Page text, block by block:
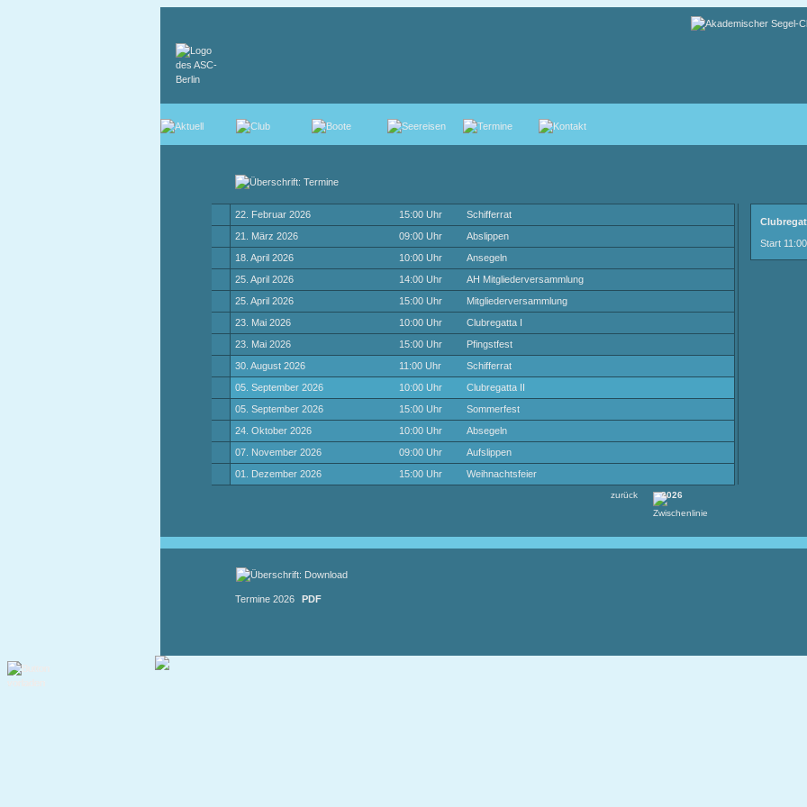
22. Februar 2026 15:00 Uhr
Schifferrat
21. März 2026
09:00 Uhr
Abslippen
18. April 2026
10:00 Uhr
Ansegeln
25. April 2026
14:00 Uhr
AH Mitgliederversammlung
25. April 2026
15:00 Uhr
Mitgliederversammlung
23. Mai 2026
10:00 Uhr
Clubregatta I
23. Mai 2026
15:00 Uhr
Pfingstfest
30. August 2026
11:00 Uhr
Schifferrat
05. September 2026
10:00 Uhr
Clubregatta II
05. September 2026
15:00 Uhr
Sommerfest
24. Oktober 2026
10:00 Uhr
Absegeln
07. November 2026
09:00 Uhr
Aufslippen
01. Dezember 2026
15:00 Uhr Weihnachtsfeier
zurück 2026
Start 11:00
Termine 2026 PDF